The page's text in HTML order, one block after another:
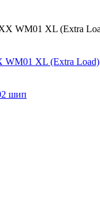
WM01 XL (Extra Load)